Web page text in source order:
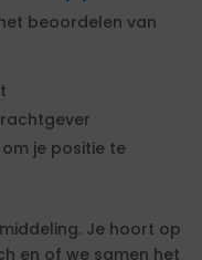
beoordelen van
je positie te
Je hoort op
en of we samen het